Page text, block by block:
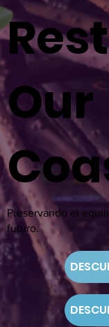
Our
Preservando el
futuro.